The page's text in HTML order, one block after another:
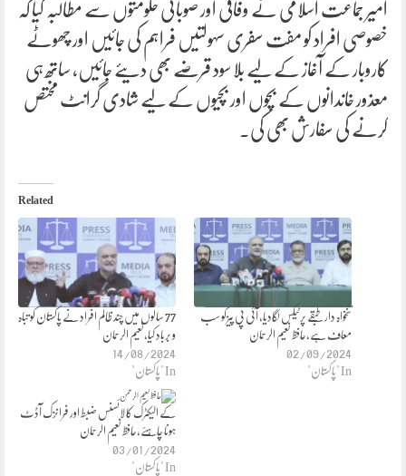
امیر جماعت اسلامی نے وفاقی اور صوبائی حکومتوں سے مطالبہ کیا کہ
خصوصی افراد کو مفت سفری سہولتیں فراہم کی جائیں اور چھوٹے
کاروبار کے آغاز کے لیے بلا سود قرضے بھی دیئے جائیں، ساتھ ہی
معذور خاندانوں کے بچوں اور بچیوں کے لیے شادی گرانٹ مختص
کرنے کی سفارش بھی کی۔
Related
77 سالوں میں چند ظالم افراد نے پاکستان کو تباہ
و برباد کیا،نعیم الرحمان
14/08/2024
In "پاکستان"
تنخواہ دارطبقے پرٹیکس لگادیا، آئی پی پیزکو سب
معاف ہے،حافظ نعیم الرحمان
02/09/2024
In "پاکستان"
کے الیکٹرک کا لائسنس ضبط اور فرانزک آڈٹ
ہونا چاہئے،حافظ نعیم الرحمان
03/01/2024
In "پاکستان"